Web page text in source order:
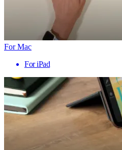
For Mac
For iPad